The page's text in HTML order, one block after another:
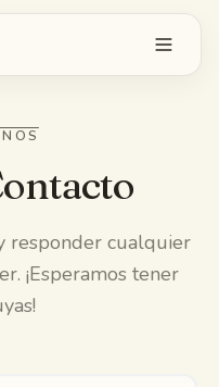
responder cualquier
¡Esperamos tener